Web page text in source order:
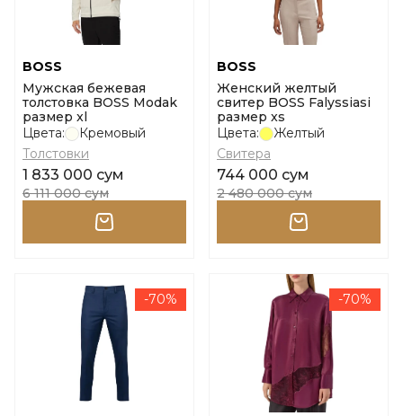
BOSS
Мужская бежевая
толстовка BOSS Modak
размер xl
Цвета:
Кремовый
Толстовки
1 833 000 сум
6 111 000 сум
BOSS
Женский желтый
свитер BOSS Falyssiasi
размер xs
Цвета:
Желтый
Свитера
744 000 сум
2 480 000 сум
-70% -70%